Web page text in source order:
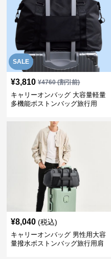
SALE
¥3,810 ¥4760(割引前)
キャリーオンバッグ 大容量軽量
多機能ボストンバッグ旅行用
¥8,040 (税込)
キャリーオンバッグ 男性用大容
量撥水ボストンバッグ旅行用肩